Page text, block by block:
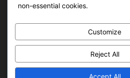
Hubungi kami:
IKUTI KAMI
non-essential cookies.
Customize
Reject All
Accept All